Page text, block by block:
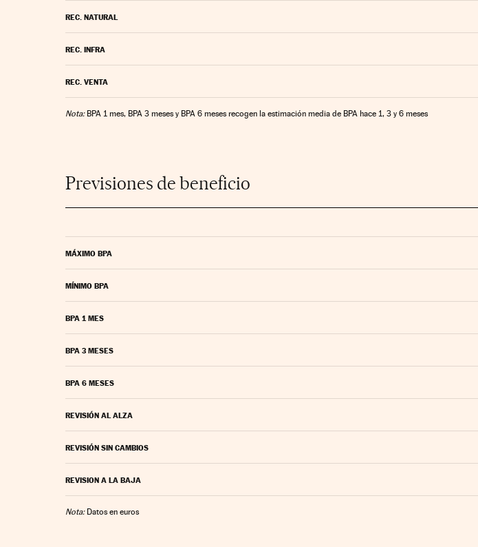
REC. NATURAL
REC. INFRA
REC. VENTA
Nota:BPA 1 mes, BPA 3 meses y BPA 6 meses recogen la estimación media de BPA hace 1, 3 y 6 meses
Previsiones de beneficio
MÁXIMO BPA
MÍNIMO BPA
BPA 1 MES
BPA 3 MESES
BPA 6 MESES
REVISIÓN AL ALZA
REVISIÓN SIN CAMBIOS
REVISION A LA BAJA
Nota:Datos en euros